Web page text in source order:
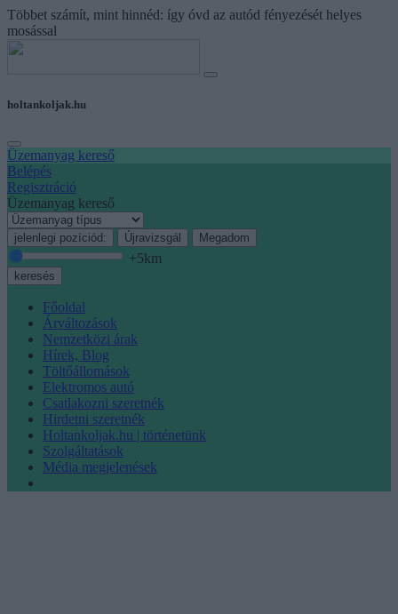
Többet számít, mint hinnéd: így óvd az autód fényezését helyes
mosással
holtankoljak.hu
Üzemanyag kereső
Belépés
Regisztráció
Üzemanyag kereső
jelenlegi pozíciód: Újravizsgál Megadom
+5km
keresés
Főoldal
Árváltozások
Nemzetközi árak
Hírek, Blog
Töltőállomások
Elektromos autó
Csatlakozni szeretnék
Hirdetni szeretnék
Holtankoljak.hu | történetünk
Szolgáltatások
Média megjelenések